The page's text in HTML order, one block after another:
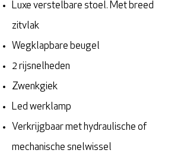
Luxe verstelbare stoel. Met breed
zitvlak
Wegklapbare beugel
2 rijsnelheden
Zwenkgiek
Led werklamp
Verkrijgbaar met hydraulische of
mechanische snelwissel